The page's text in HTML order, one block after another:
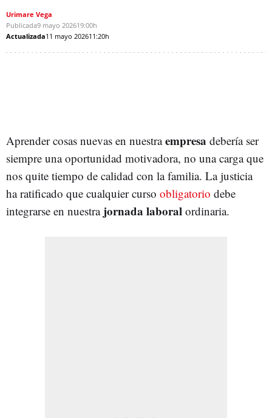
Urimare Vega
Publicada9 mayo 202619:00h
Actualizada11 mayo 202611:20h
Aprender cosas nuevas en nuestraempresa debería ser
siempre una oportunidad motivadora, no una carga que
nos quite tiempo de calidad con la familia. La justicia
ha ratificado que cualquier curso obligatorio debe
integrarse en nuestra jornada laboral ordinaria.